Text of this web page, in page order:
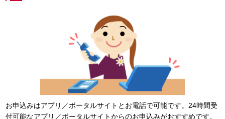
お申込みはアプリ／ポータルサイトとお電話で可能です。24時間受
付可能なアプリ／ポータルサイトからのお申込みがおすすめです。